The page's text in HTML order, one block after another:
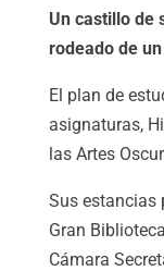
Un castillo de
rodeado de
El plan de
asignaturas,
las Artes
Sus estancias
Gran
Cámara